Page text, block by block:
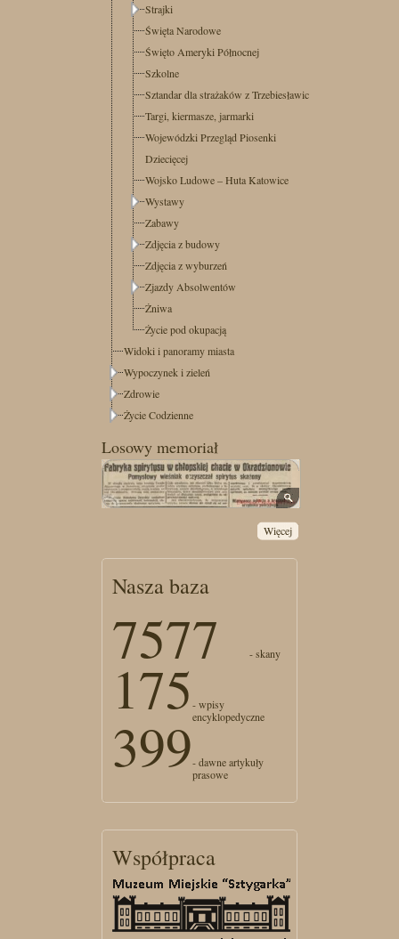
Strajki
Święta Narodowe
Święto Ameryki Północnej
Szkolne
Sztandar dla strażaków z Trzebiesławic
Targi, kiermasze, jarmarki
Wojewódzki Przegląd Piosenki
Dziecięcej
Wojsko Ludowe – Huta Katowice
Wystawy
Zabawy
Zdjęcia z budowy
Zdjęcia z wyburzeń
Zjazdy Absolwentów
Żniwa
Życie pod okupacją
Widoki i panoramy miasta
Wypoczynek i zieleń
Zdrowie
Życie Codzienne
Losowy memoriał
Więcej
Nasza baza
7577 - skany
175- wpisy
encyklopedyczne
399- dawne artykuły
prasowe
Współpraca